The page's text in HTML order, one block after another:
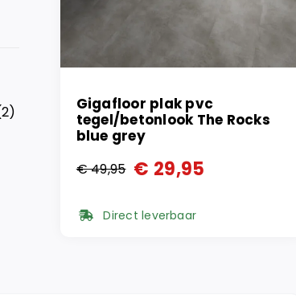
Gigafloor plak pvc
tegel/betonlook The Rocks
blue grey
€49,95
Oorspronkelijke
prijs
€ 29,95
Huidige
prijsDirect leverbaar